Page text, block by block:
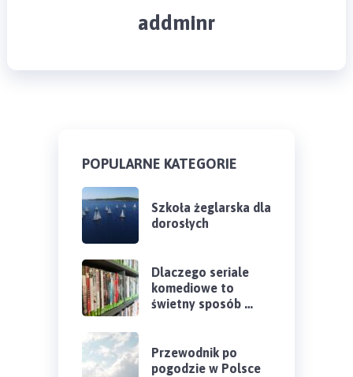
addminr
POPULARNE KATEGORIE
Szkoła żeglarska dla
dorosłych
Dlaczego seriale
komediowe to
świetny sposób …
Przewodnik po
pogodzie w Polsce